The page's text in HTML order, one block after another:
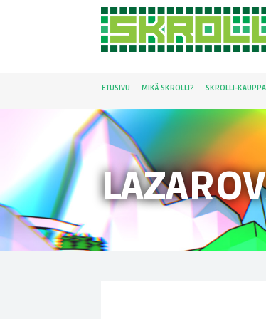
ETUSIVU MIKÄ SKROLLI? SKROLLI-KAUPPA